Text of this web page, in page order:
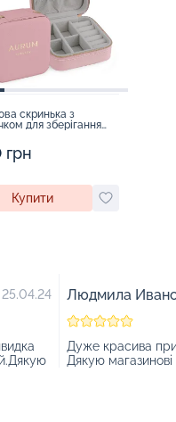
скринька з
для зберігання
грн
Купити
25.04.24 Людмила
Дуже красива
Дякую магазинові